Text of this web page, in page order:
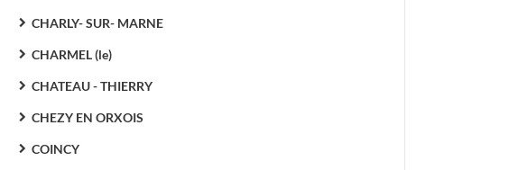
CHARLY- SUR- MARNE
CHARMEL (le)
CHATEAU - THIERRY
CHEZY EN ORXOIS
COINCY